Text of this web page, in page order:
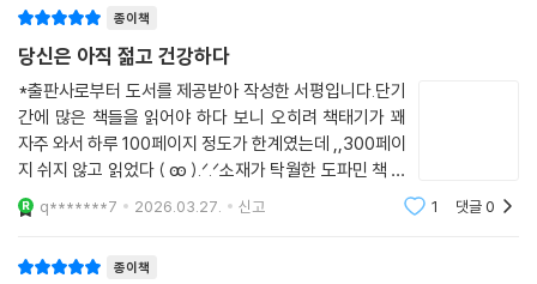
저희 립-아강은 여러분께 더욱 안전하고 밝은 미래를 약속드리고자 합니
다. 자아, 생각해 보세요! 이대로 집에 돌아가 혈관이 막혀 죽을 날만 기다
리실 건가요? 아니면 혈관을 교환해 더 나은 삶을 살아가실 건가요? 결정
을 내리기 전에 당신의 몸 안에서 힘겹게 산소를 옮기고 있을 적혈구를 생
각해 보세요. 지금 이 시간에도 당신을 위해 열심히 알하고 있는 심장과 간
과 폐, 신장, 위를 생각해 보세요. 그리고 이 장기들을 모두 돌보기 위해 과
로하고 있는 당신의 혈관을 생각해 보세요. 당신은 당신의 혈관을 제대로
랍-곶에서는 억만금을 주고도 사기 힘든 고급 식재료라는 사실을 제대로
한 고민, 공장형 축산으로 고통받는 돼지의 눈빛을 알고 있으면서도 먹고
싶을 때마다 피순대를 사 먹게 되는 행위. 작가는 평범하게 영위하고 있는
일상 속에 숨은 의미들을 ‘글을 쓰면서 깨달았다’고 말했다. 이멍은 작가의
말에서 생각을 뒤집어보는 것도 나쁘지 않다고 독자를 설득하는 시도가 재
미있었다고 언급한 바 있다.
귀신과 곤충, 외계인 등 자칫 과하게 느껴질 수 있는 비인간들은 한국이라
는 문화적 배경과 작가의 탁월한 필력을 통해 생동감을 얻는다. 인간과 비
하는 것이다. 이처럼 『당신은 아직 젊고 건강하다』는 장르적 재미로 뛰어
종이책
당신은 아직 젊고 건강하다
*출판사로부터 도서를 제공받아 작성한 서평입니다.단기
간에 많은 책들을 읽어야 하다 보니 오히려 책태기가 꽤
자주 와서 하루 100페이지 정도가 한계였는데 ,,300페이
지 쉬지 않고 읽었다 ( ꙭ ).ᐟ.ᐟ소재가 탁월한 도파민 책 찾
는 분들 여깁니다요 💁🏻‍♀️조예은 작가님처럼 외치게 된다.
더 줘!!!작가 소개부터 심상치 않다 느꼈다. 이멍 작가의
q*******7 2026.03.27. 신고 1 댓글0
종이책